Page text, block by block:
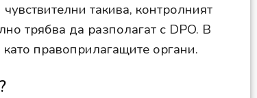
такива, контролният
трябва да разполагат с DPO. В
правоприлагащите органи.